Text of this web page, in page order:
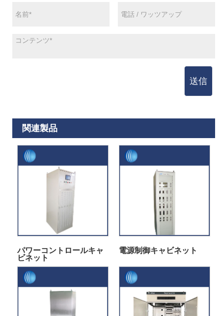
送信
関連製品
パワーコントロールキャ
ビネット
電源制御キャビネット